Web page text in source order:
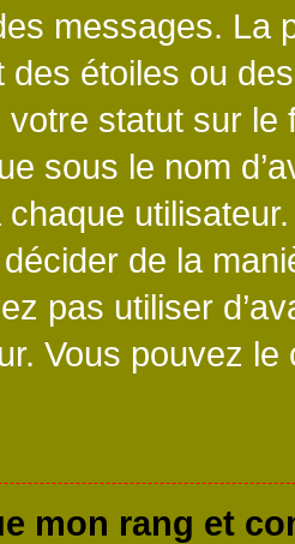
messages. La
des étoiles ou
statut sur
sous le nom
utilisateur.
de la
pas utiliser
Vous pouvez
mon rang et